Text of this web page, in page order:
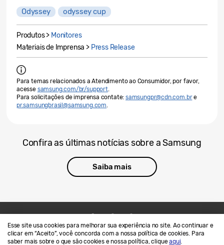
Esse site usa cookies para melhorar sua experiência no site. Ao continuar e
clicar em “Aceito”, você concorda com a nossa política de cookies. Para
saber mais sobre o que são cookies e nossa política, cliqueaqui.
Odyssey odyssey cup
Produtos > Monitores
Materiais de Imprensa > Press Release
Para temas relacionados a Atendimento ao Consumidor, por favor,
acesse samsung.com/br/support.
Para solicitações de imprensa contate: samsungpr@cdn.com.bre
pr.samsungbrasil@samsung.com.
Confira as últimas notícias sobre a Samsung
Saiba mais
Contato
SAMSUNG.COM
Termos de Uso
Privacidade e Cookies